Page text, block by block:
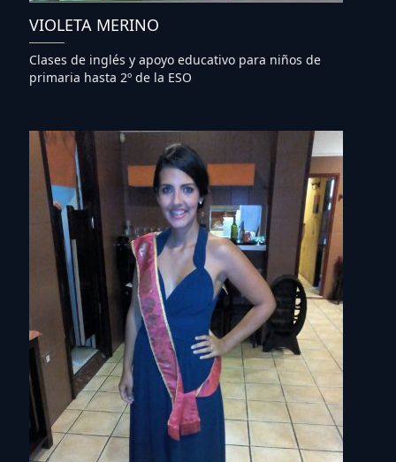
VIOLETA MERINO
Clases de inglés y apoyo educativo para niños de
primaria hasta 2º de la ESO